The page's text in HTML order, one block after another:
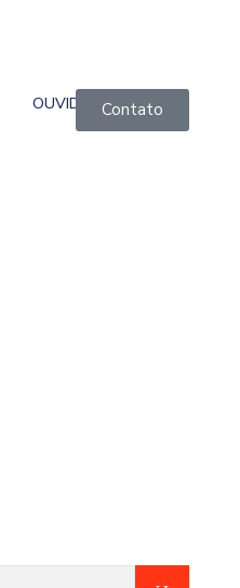
OUVIDORIAContato